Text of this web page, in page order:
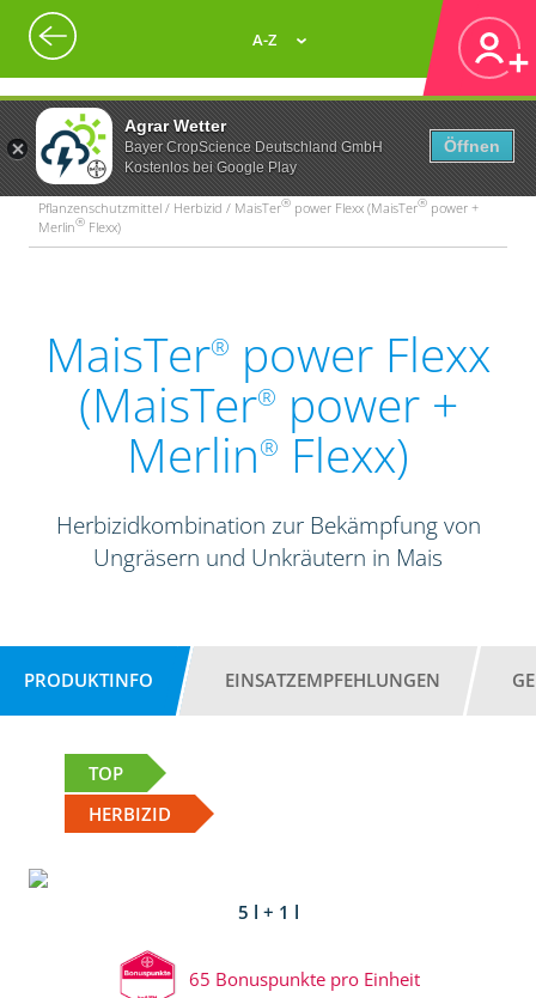
Agrar Wetter
Bayer CropScience Deutschland GmbH
Kostenlos bei Google Play
Öffnen
A-Z
Pflanzenschutzmittel / Herbizid / MaisTer® power Flexx (MaisTer® power +
Merlin® Flexx)
MaisTer® power Flexx
(MaisTer® power +
Merlin® Flexx)
Herbizidkombination zur Bekämpfung von
Ungräsern und Unkräutern in Mais
PRODUKTINFO EINSATZEMPFEHLUNGEN
TOP
HERBIZID
5 l + 1 l
65 Bonuspunkte pro Einheit